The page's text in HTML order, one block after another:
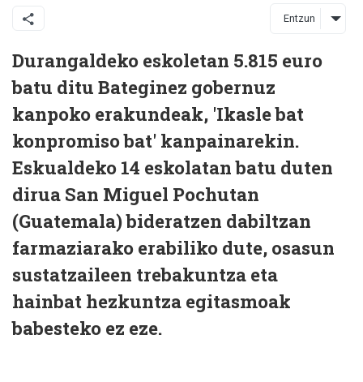
Entzun
Durangaldeko eskoletan 5.815 euro
batu ditu Bateginez gobernuz
kanpoko erakundeak, 'Ikasle bat
konpromiso bat' kanpainarekin.
Eskualdeko 14 eskolatan batu duten
dirua San Miguel Pochutan
(Guatemala) bideratzen dabiltzan
farmaziarako erabiliko dute, osasun
sustatzaileen trebakuntza eta
hainbat hezkuntza egitasmoak
babesteko ez eze.